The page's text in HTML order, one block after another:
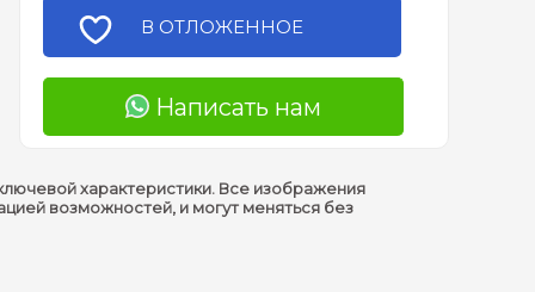
В ОТЛОЖЕННОЕ
Написать нам
характеристики. Все изображения
возможностей, и могут меняться без